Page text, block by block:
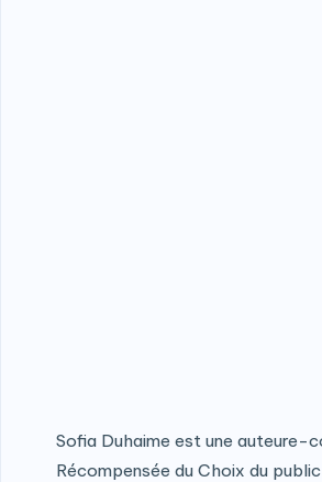
Sofia Duhaime est une auteure-
Récompensée du Choix du